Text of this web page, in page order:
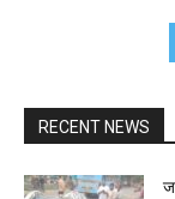
RECENT NEWS